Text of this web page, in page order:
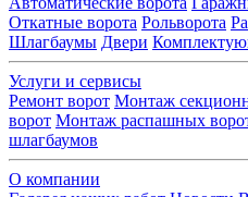
Откатные ворота Рольворота
Шлагбаумы Двери
Услуги и сервисы
Ремонт ворот Монтаж
ворот Монтаж распашных
шлагбаумов
О компании